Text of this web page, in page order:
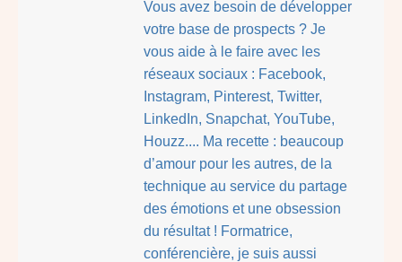
Vous avez besoin de développer
votre base de prospects ? Je
vous aide à le faire avec les
réseaux sociaux : Facebook,
Instagram, Pinterest, Twitter,
LinkedIn, Snapchat, YouTube,
Houzz.... Ma recette : beaucoup
d’amour pour les autres, de la
technique au service du partage
des émotions et une obsession
du résultat ! Formatrice,
conférencière, je suis aussi